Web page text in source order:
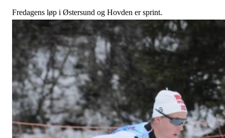
Fredagens løp i Østersund og Hovden er sprint.